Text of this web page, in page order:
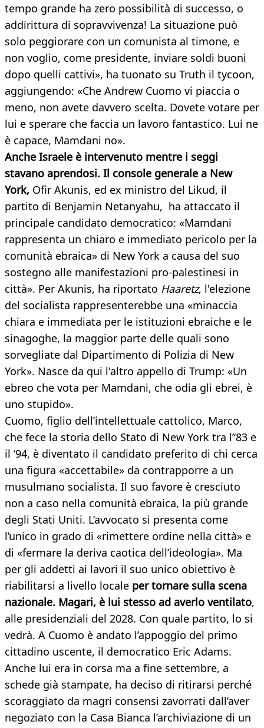
tempo grande ha zero possibilità di successo, o
addirittura di sopravvivenza! La situazione può
solo peggiorare con un comunista al timone, e
non voglio, come presidente, inviare soldi buoni
dopo quelli cattivi», ha tuonato su Truth il tycoon,
aggiungendo: «Che Andrew Cuomo vi piaccia o
meno, non avete davvero scelta. Dovete votare per
lui e sperare che faccia un lavoro fantastico. Lui ne
è capace, Mamdani no».
Anche Israele è intervenuto mentre i seggi
stavano aprendosi. Il console generale a New
York, Ofir Akunis, ed ex ministro del Likud, il
partito di Benjamin Netanyahu, ha attaccato il
principale candidato democratico: «Mamdani
rappresenta un chiaro e immediato pericolo per la
comunità ebraica» di New York a causa del suo
sostegno alle manifestazioni pro-palestinesi in
città». Per Akunis, ha riportato Haaretz, l'elezione
del socialista rappresenterebbe una «minaccia
chiara e immediata per le istituzioni ebraiche e le
sinagoghe, la maggior parte delle quali sono
sorvegliate dal Dipartimento di Polizia di New
York». Nasce da qui l'altro appello di Trump: «Un
ebreo che vota per Mamdani, che odia gli ebrei, è
uno stupido».
Cuomo, figlio dell’intellettuale cattolico, Marco,
che fece la storia dello Stato di New York tra l’‘83 e
il ‘94, è diventato il candidato preferito di chi cerca
una figura «accettabile» da contrapporre a un
musulmano socialista. Il suo favore è cresciuto
non a caso nella comunità ebraica, la più grande
degli Stati Uniti. L’avvocato si presenta come
l’unico in grado di «rimettere ordine nella città» e
di «fermare la deriva caotica dell’ideologia». Ma
per gli addetti ai lavori il suo unico obiettivo è
riabilitarsi a livello locale per tornare sulla scena
nazionale. Magari, è lui stesso ad averlo ventilato,
alle presidenziali del 2028. Con quale partito, lo si
vedrà. A Cuomo è andato l’appoggio del primo
cittadino uscente, il democratico Eric Adams.
Anche lui era in corsa ma a fine settembre, a
schede già stampate, ha deciso di ritirarsi perché
scoraggiato da magri consensi zavorrati dall’aver
negoziato con la Casa Bianca l’archiviazione di un